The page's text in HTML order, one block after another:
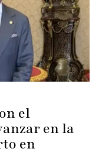
el
en la
en